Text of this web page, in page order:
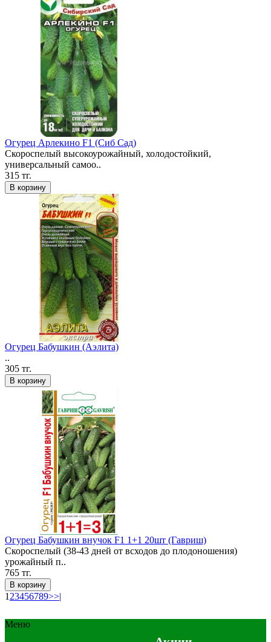
Огурец Арлекино F1 (Сиб Сад)
Скороспелый высокоурожайный, холодостойкий,
универсальный самоо..
315 тг.
В корзину
Огурец Бабушкин (Аэлита)
..
305 тг.
В корзину
Огурец Бабушкин внучок F1 1+1 20шт (Гавриш)
Скороспелый (38-43 дней от всходов до плодоношения)
урожайный п..
765 тг.
В корзину
1 23456789>>|
Меню